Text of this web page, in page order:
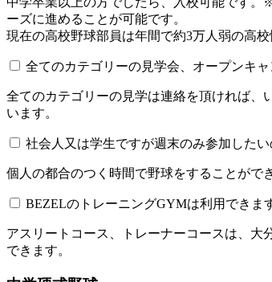
ーズに進めることが可能です。
現在の高校野球部員は年間で約3万人弱の高
全てのカテゴリーの見学会、オープンキ
全てのカテゴリーの見学は連絡を頂ければ、
います。
社会人又は学生ですが週末のみ参加した
個人の都合のつく時間で野球をすることがで
BEZELのトレーニングGYMは利用できま
アスリートコース、トレーナーコースは、大
できます。